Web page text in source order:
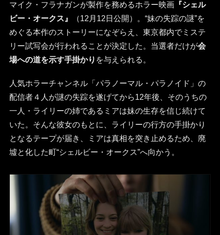
マイク・フラナガンが製作を務めるホラー映画『シェル
ビー・オークス』
（12月12日公開）。“妹の失踪の謎”を
めぐる本作のストーリーになぞらえ、東京都内でミステ
リー試写会が行われることが決定した。当選者だけが会
場への道を示す手掛かり を与えられる。
人気ホラーチャンネル「パラノーマル・パラノイド」の
配信者４人が謎の失踪を遂げてから12年後、そのうちの
一人・ライリーの姉であるミアは妹の生存を信じ続けて
いた。そんな彼女のもとに、ライリーの行方の手掛かり
となるテープが届き、ミアは真相を突き止めるため、廃
墟と化した町“シェルビー・オークス”へ向かう。